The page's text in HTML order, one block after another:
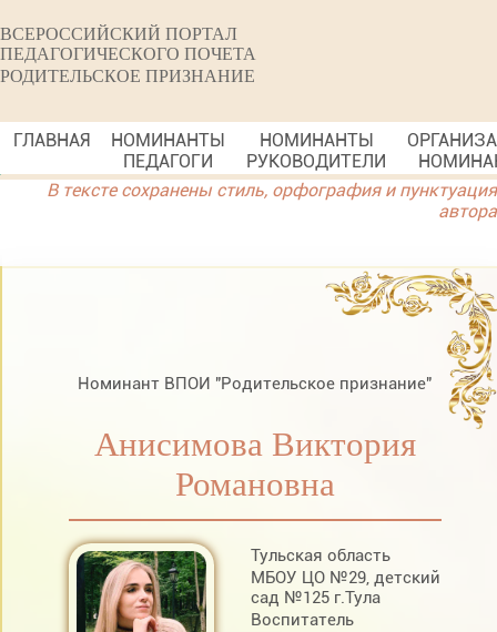
ВСЕРОССИЙСКИЙ ПОРТАЛ
ПЕДАГОГИЧЕСКОГО ПОЧЕТА
РОДИТЕЛЬСКОЕ ПРИЗНАНИЕ
ГЛАВНАЯ
НОМИНАНТЫ
ПЕДАГОГИ
НОМИНАНТЫ
РУКОВОДИТЕЛИ
В тексте сохранены стиль, орфография и пунктуация
автора
Номинант ВПОИ "Родительское признание"
Анисимова Виктория
Романовна
Тульская область
МБОУ ЦО №29, детский
сад №125 г.Тула
Воспитатель